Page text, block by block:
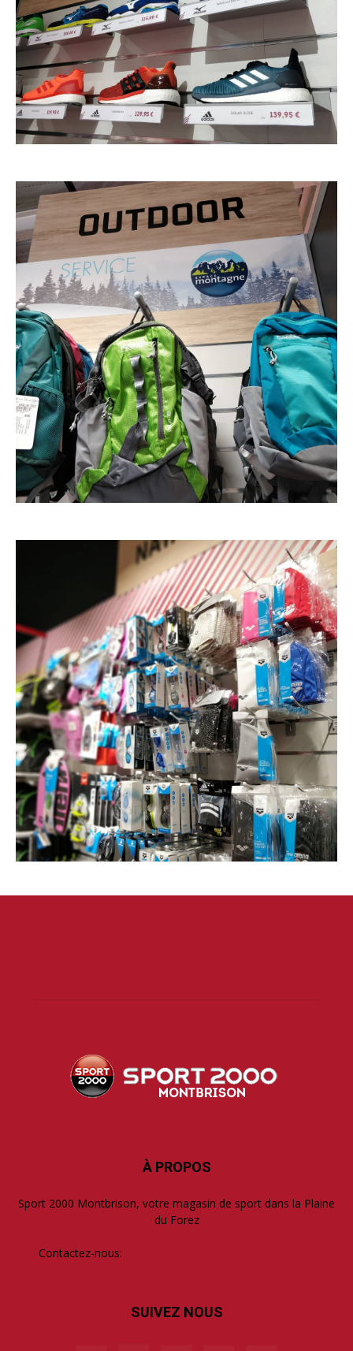
À PROPOS
Sport 2000 Montbrison, votre magasin de sport dans la Plaine
du Forez
Contactez-nous:
SUIVEZ NOUS